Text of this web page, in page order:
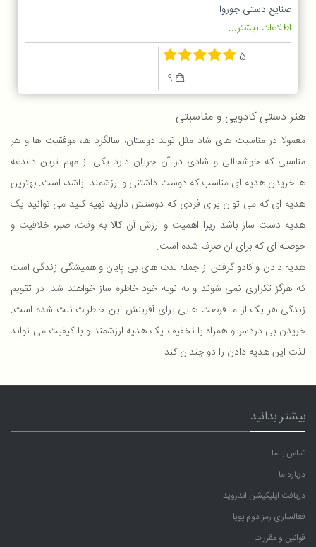
صنایع دستی جوروا
اطلاعات بیشتر...
5
هنر دستی کادویی و مناسبتی
معمولا در مناسبت های شاد مثل تولد دوستان، سالگرد ها، موفقیت ها و هر
مناسبی که خوشحالی و شادی در آن جریان دارد یکی از مهم ترین دغدغه
ها خریدن هدیه ای مناسب که دوست داشتنی و ارزشمند باشد، است. بهترین
هدیه ای که می توان برای فردی که دوستش دارید تهیه کنید می توانید یک
هدیه دست ساز باشد زیرا اهمیت و ارزش آن کالا به وقت، صبر، خلاقیت و
حوصله ای که برای آن صرف شده است.
هدیه دادن و کادو گرفتن از جمله لذت های بی پایان و همیشگی زندگی است
که هرگز تکراری نمی شوند و به نوبه خود خاطره ساز خواهند شد. در تقویم
زندگی هر یک از ما فرصت هایی برای آفرینش این خاطرات ثبت شده است.
خریدن بی دردسر و همراه با تخفیف یک هدیه ارزشمند و با کیفیت می تواند
لذت این هدیه دادن را دو چندان کند.
بیشتر بدانید
تماس با ما
درباره ما
دریافت اپلیکیشن اندروید
فعالسازی رمز دوم پویا
قوانین و مقررات